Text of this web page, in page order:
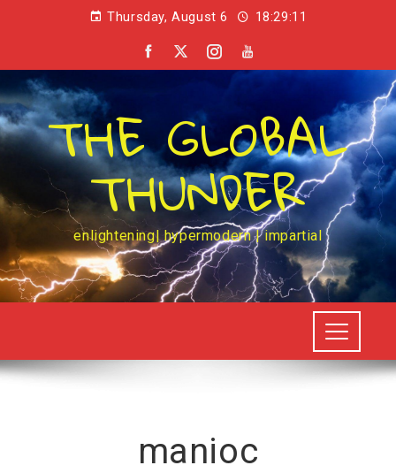
Thursday, August 6 18:29:11
THE GLOBAL
THUNDER
enlightening| hypermodern | impartial
manioc